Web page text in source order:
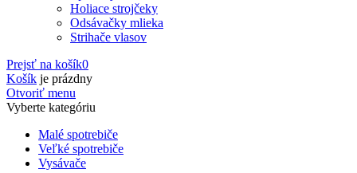
Holiace strojčeky
Odsávačky mlieka
Strihače vlasov
Prejsť na košík0
Košík je prázdny
Otvoriť menu
Vyberte kategóriu
Malé spotrebiče
Veľké spotrebiče
Vysávače